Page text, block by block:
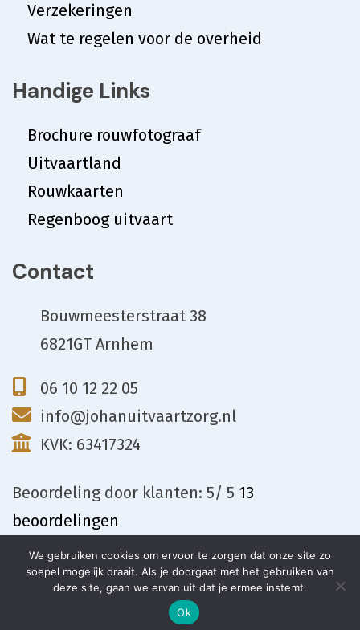
Meld overlijden
Verzekeringen
Wat te regelen voor de overheid
Handige Links
Brochure rouwfotograaf
Uitvaartland
Rouwkaarten
Regenboog uitvaart
Contact
Bouwmeesterstraat 38
6821GT Arnhem
06 10 12 22 05
info@johanuitvaartzorg.nl
KVK: 63417324
Beoordelingdoor klanten: 5/ 5 13
beoordelingen
We gebruiken cookies om ervoor te zorgen dat onze site zo
soepel mogelijk draait. Als je doorgaat met het gebruiken van
deze site, gaan we ervan uit dat je ermee instemt.
Ok